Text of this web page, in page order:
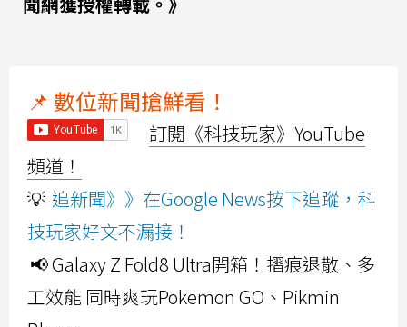
📌 數位新聞搶鮮看！
訂閱《科技玩家》YouTube
頻道！
💡 追新聞》》在Google News按下追蹤，科
技玩家好文不漏接！
📢 Galaxy Z Fold8 Ultra開箱！摺痕退散、多
工效能 同時爽玩Pokemon GO、Pikmin